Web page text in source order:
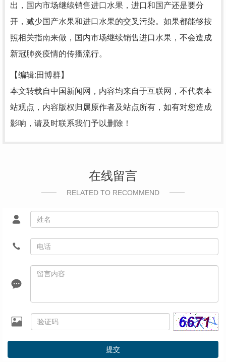
出，国内市场继续销售进口水果，进口和国产还是要分
开，减少国产水果和进口水果的交叉污染。如果都能够按
照相关指南来做，国内市场继续销售进口水果，不会造成
新冠肺炎疫情的传播流行。
【编辑:田博群】
本文转载自中国新闻网，内容均来自于互联网，不代表本
站观点，内容版权归属原作者及站点所有，如有对您造成
影响，请及时联系我们予以删除！
在线留言
RELATED TO RECOMMEND
提交